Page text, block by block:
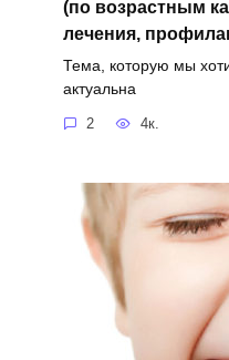
(по возрастным
лечения,
Тема, которую мы
актуальна
2 4к.